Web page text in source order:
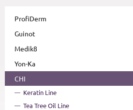
ProfiDerm
Guinot
Medik8
Yon-Ka
CHI
Keratin Line
Tea Tree Oil Line